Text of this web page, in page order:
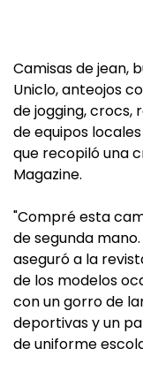
Camisas de jean,
Uniclo, anteojos
de jogging, crocs,
de equipos
que recopiló una
Magazine.
"Compré esta
de segunda
aseguró a la
de los modelos
con un gorro de
deportivas y un
de uniforme